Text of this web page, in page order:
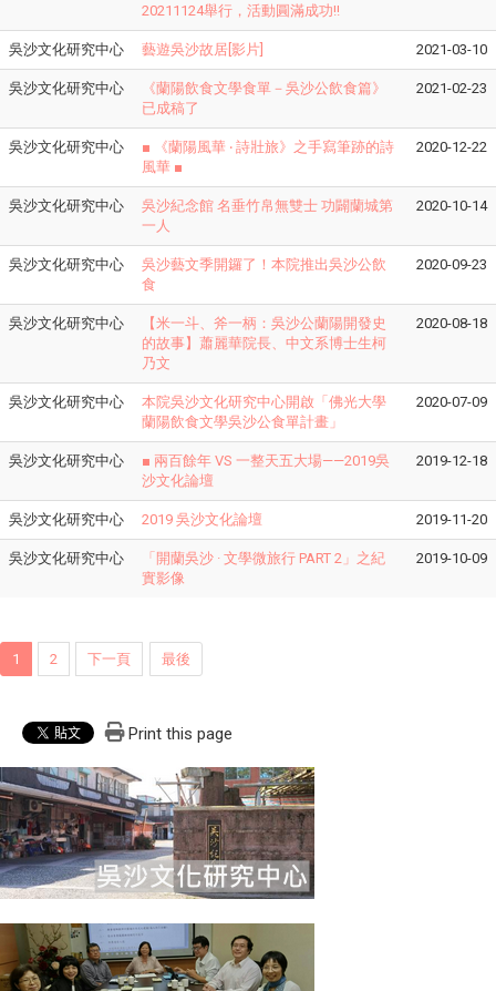
20211124舉行，活動圓滿成功!!
吳沙文化研究中心 藝遊吳沙故居[影片] 2021-03-10
吳沙文化研究中心
《蘭陽飲食文學食單－吳沙公飲食篇》
已成稿了
2021-02-23
吳沙文化研究中心
​■ 《蘭陽風華 ‧ 詩壯旅》之手寫筆跡的詩
風華 ■
2020-12-22
吳沙文化研究中心
吳沙紀念館 名垂竹帛無雙士 功闢蘭城第
一人
2020-10-14
吳沙文化研究中心
吳沙藝文季開鑼了！本院推出吳沙公飲
食
2020-09-23
吳沙文化研究中心
【米一斗、斧一柄：吳沙公蘭陽開發史
的故事】蕭麗華院長、中文系博士生柯
乃文
2020-08-18
吳沙文化研究中心
本院吳沙文化研究中心開啟「佛光大學
蘭陽飲食文學吳沙公食單計畫」
2020-07-09
吳沙文化研究中心
​■ 兩百餘年 VS 一整天五大場——2019吳
沙文化論壇
2019-12-18
吳沙文化研究中心 2019 吳沙文化論壇 2019-11-20
吳沙文化研究中心
「開蘭吳沙 · 文學微旅行 PART 2」之紀
實影像
2019-10-09
1 2 下一頁 最後
Print this page